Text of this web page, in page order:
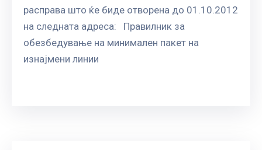
расправа што ќе биде отворена до 01.10.2012
на следната адреса: Правилник за
обезбедување на минимален пакет на
изнајмени линии